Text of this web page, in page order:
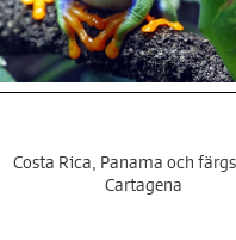
Costa Rica, Panama och
Cartagena